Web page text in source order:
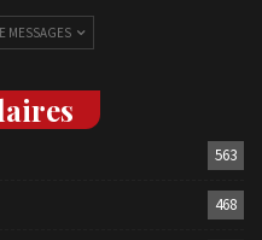
MESSAGES
563
468